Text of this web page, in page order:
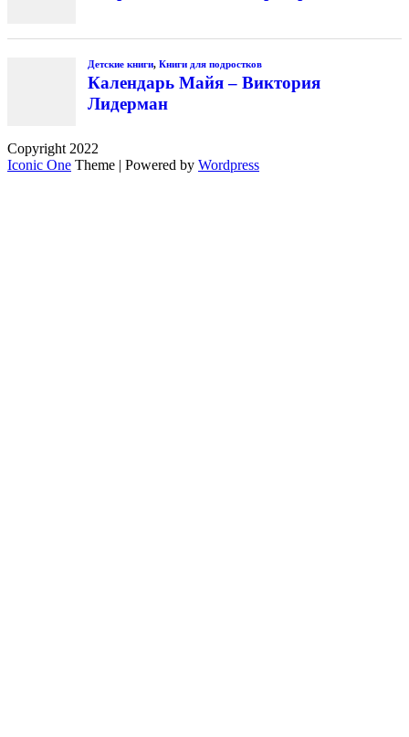
Детские книги, Книги для подростков
Календарь Майя – Виктория
Лидерман
Copyright 2022
Iconic One Theme | Powered by Wordpress